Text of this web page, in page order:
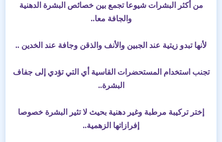
من أكثر البشرات شيوعا تجمع بين خصائص البشرة الدهنية
والجافة معا..
لأنها تبدو زيتية عند الجبين والأنف والذقن وجافة عند الخدين ..
تجنب استخدام المستحضرات القاسية أي التي تؤدي إلى جفاف
البشرة..
إختر تركيبة مرطبة وغير دهنية بحيث لا تثير البشرة خصوصا
إفرازاتها الزهمية..